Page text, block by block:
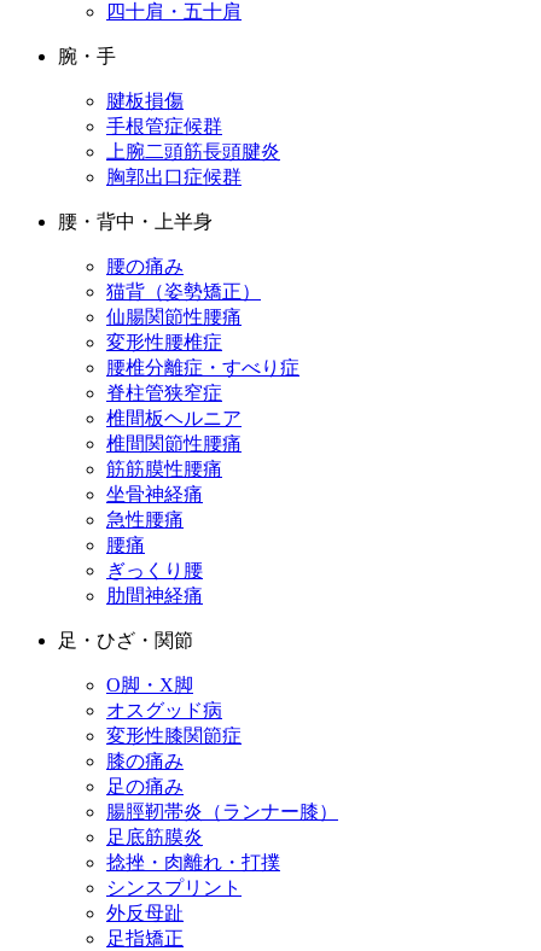
四十肩・五十肩
腕・手
腱板損傷
手根管症候群
上腕二頭筋長頭腱炎
胸郭出口症候群
腰・背中・上半身
腰の痛み
猫背（姿勢矯正）
仙腸関節性腰痛
変形性腰椎症
腰椎分離症・すべり症
脊柱管狭窄症
椎間板ヘルニア
椎間関節性腰痛
筋筋膜性腰痛
坐骨神経痛
急性腰痛
腰痛
ぎっくり腰
肋間神経痛
足・ひざ・関節
O脚・X脚
オスグッド病
変形性膝関節症
膝の痛み
足の痛み
腸脛靭帯炎（ランナー膝）
足底筋膜炎
捻挫・肉離れ・打撲
シンスプリント
外反母趾
足指矯正